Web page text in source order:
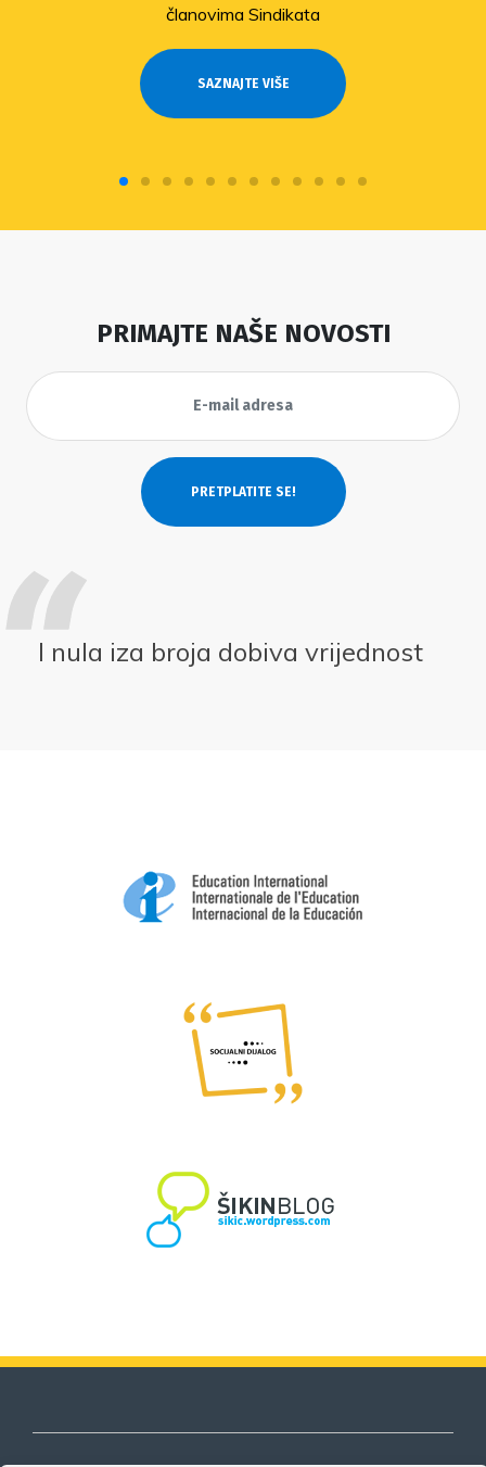
članovima Sindikata
SAZNAJTE VIŠE
PRIMAJTE NAŠE NOVOSTI
I nula iza broja dobiva vrijednost